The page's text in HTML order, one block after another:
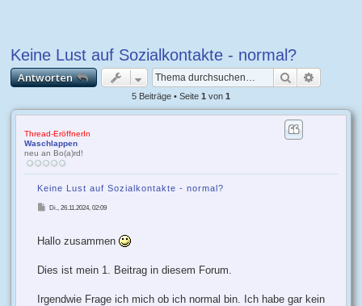
Keine Lust auf Sozialkontakte - normal?
Antworten Suche
5 Beiträge • Seite 1 von 1
Thread-EröffnerIn
Waschlappen
neu an Bo(a)rd!
Keine Lust auf Sozialkontakte - normal?
e
a
g
Di., 26.11.2024, 02:09
Hallo zusammen
Dies ist mein 1. Beitrag in diesem Forum.
Irgendwie Frage ich mich ob ich normal bin. Ich habe gar kein